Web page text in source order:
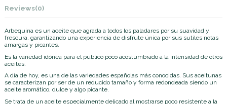
Reviews(0)
Arbequina es un aceite que agrada a todos los paladares por su suavidad y
frescura, garantizando una experiencia de disfrute única por sus sutiles notas
amargas y picantes.
Es la variedad idónea para el público poco acostumbrado a la intensidad de otros
aceites.
A día de hoy, es una de las variedades españolas más conocidas. Sus aceitunas
se caracterizan por ser de un reducido tamaño y forma redondeada siendo un
aceite aromático, dulce y algo picante.
Se trata de un aceite especialmente delicado al mostrarse poco resistente a la